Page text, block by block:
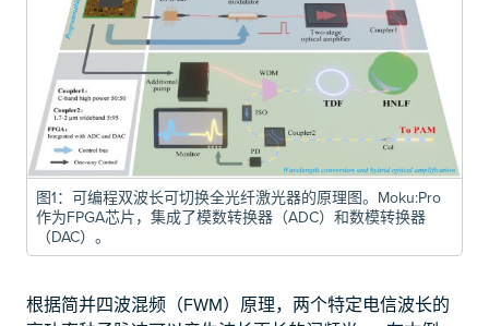
图1：可编程双波长可切换全光纤激光器的原理图。Moku:Pro
作为FPGA芯片，集成了模数转换器（ADC）和数模转换器
（DAC）。
根据简并四波混频（FWM）原理，两个特定电信波长的